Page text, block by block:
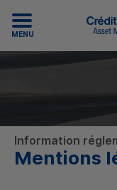
MENU
Information
Mentions